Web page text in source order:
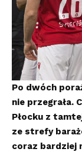
Po dwóch
nie przegrała.
Płocku z
ze strefy
coraz bardziej